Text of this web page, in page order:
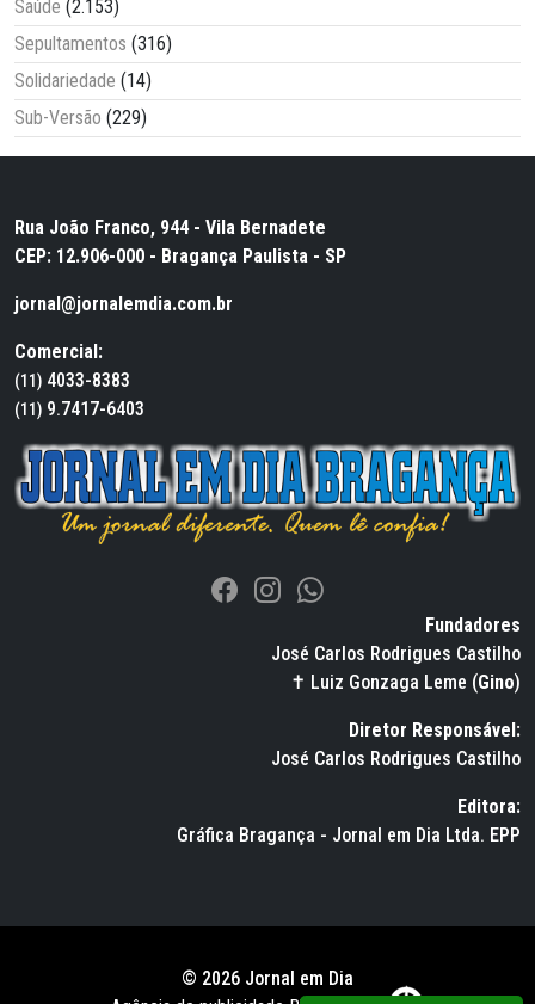
Saúde (2.153)
Sepultamentos (316)
Solidariedade (14)
Sub-Versão (229)
Rua João Franco, 944 - Vila Bernadete
CEP: 12.906-000 - Bragança Paulista - SP
jornal@jornalemdia.com.br
Comercial:
(11) 4033-8383
(11) 9.7417-6403
Fundadores
José Carlos Rodrigues Castilho
✝ Luiz Gonzaga Leme (Gino)
Diretor Responsável:
José Carlos Rodrigues Castilho
Editora:
Gráfica Bragança - Jornal em Dia Ltda. EPP
© 2026 Jornal em Dia